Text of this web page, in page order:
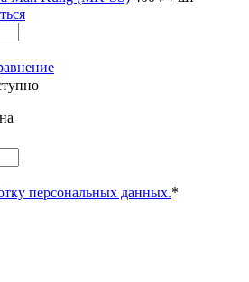
персональных данных.*